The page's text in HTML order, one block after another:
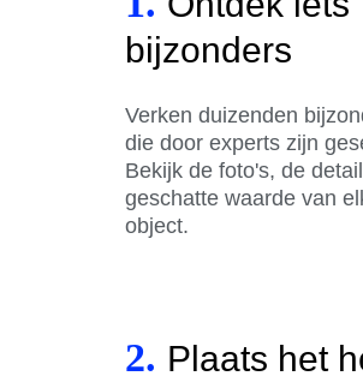
bijzonders
Verken duizenden
die door experts zijn
Bekijk de foto's, de
geschatte waarde van
object.
2. Plaats het